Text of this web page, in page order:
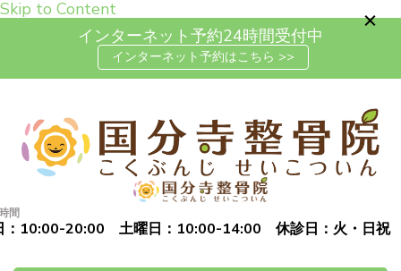
Skip to Content
インターネット予約24時間受付中
インターネット予約はこちら >>
高松市で肩こり・腰痛・坐骨神
経痛の整体なら国分寺整骨院
「お体の不安を自信に変える」完全予約制の自費治療専門の整
骨院です
間
：10:00-20:00 土曜日：10:00-14:00 休診日：火・日祝